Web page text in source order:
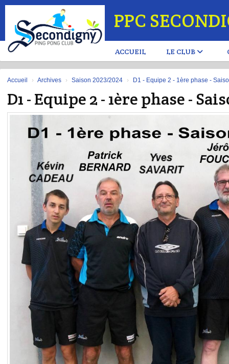
PPC
ACCUEIL LE CLUB
Accueil Archives Saison 2023/2024 D1 - Equipe 2 - 1ère phase -
D1 - Equipe 2 - 1ère phase -
Panneau de gestion des cookies